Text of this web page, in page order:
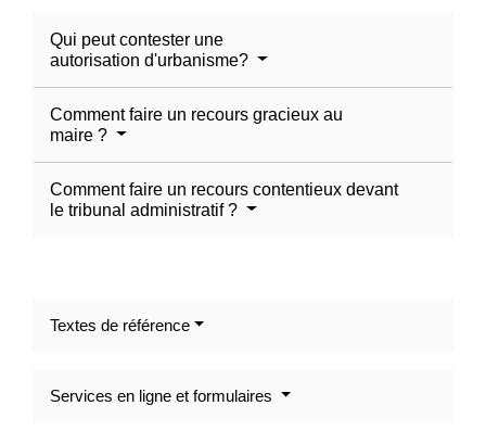
Qui peut contester une
autorisation d'urbanisme?
Comment faire un recours gracieux au
maire ?
Comment faire un recours contentieux devant
le tribunal administratif ?
Textes de référence
Services en ligne et formulaires